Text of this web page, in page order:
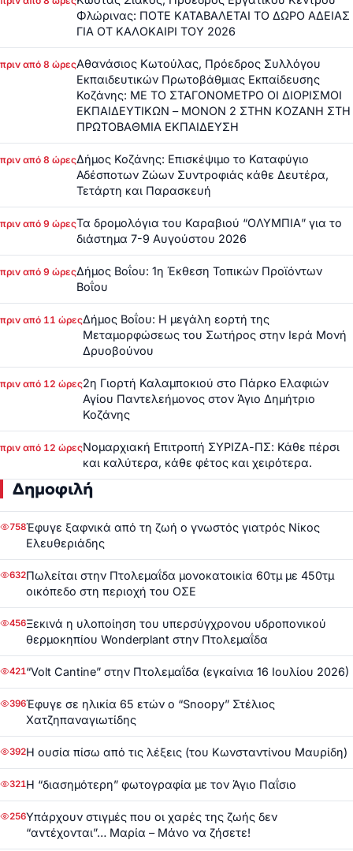
Φλώρινας: ΠΟΤΕ ΚΑΤΑΒΑΛΕΤΑΙ ΤΟ ΔΩΡΟ ΑΔΕΙΑΣ
ΓΙΑ ΟΤ ΚΑΛΟΚΑΙΡΙ ΤΟΥ 2026
πριν από 8 ώρεςΑθανάσιος Κωτούλας, Πρόεδρος Συλλόγου
Εκπαιδευτικών Πρωτοβάθμιας Εκπαίδευσης
Κοζάνης: ΜΕ ΤΟ ΣΤΑΓΟΝΟΜΕΤΡΟ ΟΙ ΔΙΟΡΙΣΜΟΙ
ΕΚΠΑΙΔΕΥΤΙΚΩΝ – ΜΟΝΟΝ 2 ΣΤΗΝ ΚΟΖΑΝΗ ΣΤΗ
ΠΡΩΤΟΒΑΘΜΙΑ ΕΚΠΑΙΔΕΥΣΗ
πριν από 8 ώρεςΔήμος Κοζάνης: Επισκέψιμο το Καταφύγιο
Αδέσποτων Ζώων Συντροφιάς κάθε Δευτέρα,
Τετάρτη και Παρασκευή
πριν από 9 ώρεςΤα δρομολόγια του Καραβιού “ΟΛΥΜΠΙΑ” για το
διάστημα 7-9 Αυγούστου 2026
πριν από 9 ώρεςΔήμος Βοΐου: 1η Έκθεση Τοπικών Προϊόντων
Βοΐου
πριν από 11 ώρεςΔήμος Βοΐου: Η μεγάλη εορτή της
Μεταμορφώσεως του Σωτήρος στην Ιερά Μονή
Δρυοβούνου
πριν από 12 ώρες2η Γιορτή Καλαμποκιού στο Πάρκο Ελαφιών
Αγίου Παντελεήμονος στον Άγιο Δημήτριο
Κοζάνης
πριν από 12 ώρεςΝομαρχιακή Επιτροπή ΣΥΡΙΖΑ-ΠΣ: Κάθε πέρσι
και καλύτερα, κάθε φέτος και χειρότερα.
Δημοφιλή
758Έφυγε ξαφνικά από τη ζωή ο γνωστός γιατρός Νίκος
Ελευθεριάδης
632Πωλείται στην Πτολεμαΐδα μονοκατοικία 60τμ με 450τμ
οικόπεδο στη περιοχή του ΟΣΕ
456Ξεκινά η υλοποίηση του υπερσύγχρονου υδροπονικού
θερμοκηπίου Wonderplant στην Πτολεμαΐδα
421“Volt Cantine” στην Πτολεμαΐδα (εγκαίνια 16 Ιουλίου 2026)
396Έφυγε σε ηλικία 65 ετών ο “Snoopy” Στέλιος
Χατζηπαναγιωτίδης
392Η ουσία πίσω από τις λέξεις (του Κωνσταντίνου Μαυρίδη)
321Η “διασημότερη” φωτογραφία με τον Άγιο Παΐσιο
256Υπάρχουν στιγμές που οι χαρές της ζωής δεν
“αντέχονται”… Μαρία – Μάνο να ζήσετε!